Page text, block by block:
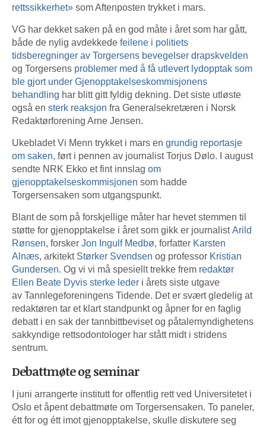
rettssikkerhet» som Aftenposten trykket i mars.
VG har dekket saken på en god måte i året som har gått,
både de nylig avdekkede feilene i politiets
tidsberegninger av Torgersens bevegelser drapskvelden
og Torgersens problemer med å få utlevert lydopptak som
ble gjort under Gjenopptakelseskommisjonens
behandling har blitt gitt fyldig dekning. Det siste utløste
også en sterk reaksjon fra Generalsekretæren i Norsk
Redaktørforening Arne Jensen.
Ukebladet Vi Menn trykket i mars en grundig reportasje
om saken, ført i pennen av journalist Torjus Dølo. I august
sendte NRK Ekko et fint innslag om
gjenopptakelseskommisjonen som hadde
Torgersensaken som utgangspunkt.
Blant de som på forskjellige måter har hevet stemmen til
støtte for gjenopptakelse i året som gikk er journalistArild
Rønsen, forsker Jon Ingulf Medbø, forfatter Karsten
Alnæs, arkitekt Størker Svendsen og professor Kristian
Gundersen. Og vi vi må spesiellt trekke frem redaktør
Ellen Beate Dyvis sterke leder i årets siste utgave
av Tannlegeforeningens Tidende. Det er svært gledelig at
redaktøren tar et klart standpunkt og åpner for en faglig
debatt i en sak der tannbittbeviset og påtalemyndighetens
sakkyndige rettsodontologer har stått midt i stridens
sentrum.
Debattmøte og seminar
I juni arrangerte institutt for offentlig rett ved Universitetet i
Oslo et åpent debattmøte om Torgersensaken. To paneler,
étt for og étt imot gjenopptakelse, skulle diskutere seg